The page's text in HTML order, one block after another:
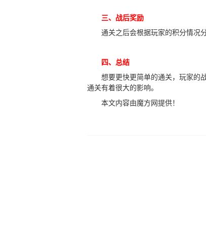
三、战后奖励
通关之后会根据玩家的积分情况分
四、总结
想要更快更简单的通关，玩家的战
通关有着很大的影响。
本文内容由魔方网提供！